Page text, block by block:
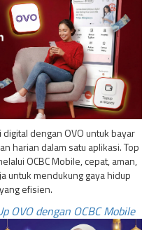
dengan OVO untuk bayar
harian dalam satu aplikasi. Top
OCBC Mobile, cepat, aman,
untuk mendukung gaya hidup
efisien.
OVO dengan OCBC Mobile